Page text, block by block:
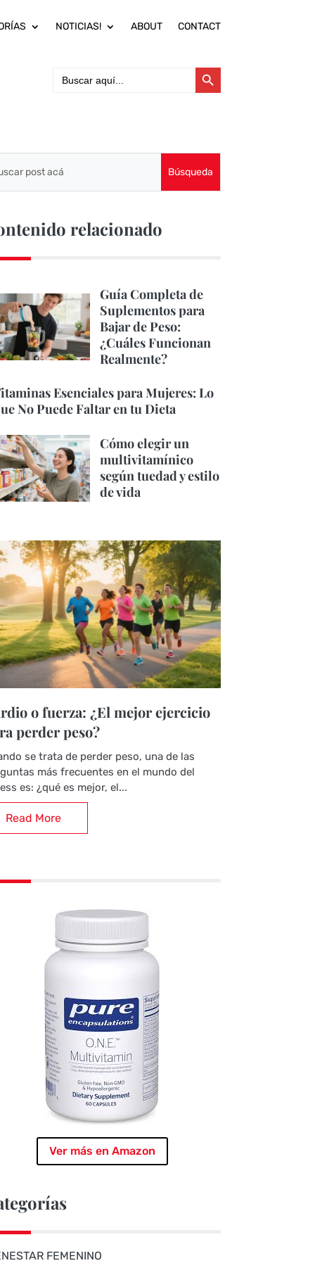
NOTICIAS! ABOUT CONTACT
Botón de búsqueda
relacionado
Guía Completa de
Suplementos para
Bajar de Peso:
¿Cuáles Funcionan
Realmente?
Esenciales para Mujeres: Lo
No Puede Faltar en tu Dieta
Cómo elegir un
multivitamínico
según tuedad y estilo
de vida
o fuerza: ¿El mejor ejercicio
perder peso?
se trata de perder peso, una de las
más frecuentes en el mundo del
es: ¿qué es mejor, el...
Read More
Ver más en Amazon
FEMENINO